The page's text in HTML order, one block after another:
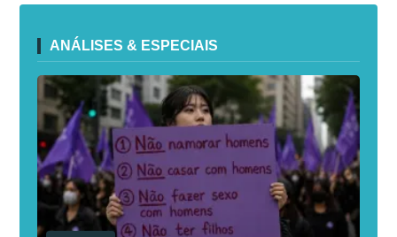
ANÁLISES & ESPECIAIS